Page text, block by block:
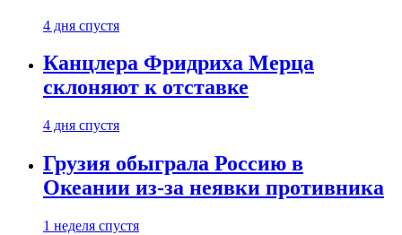
4 дня спустя
Канцлера Фридриха Мерца
склоняют к отставке
4 дня спустя
Грузия обыграла Россию в
Океании из-за неявки противника
1 неделя спустя